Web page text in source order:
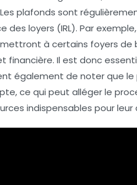
plafonds sont
loyers (IRL). Par
à certains foyers de
financière. Il est donc
également de noter que
ce qui peut alléger le
indispensables pour leur